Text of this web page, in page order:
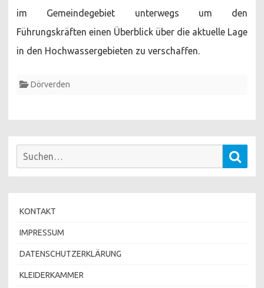
im Gemeindegebiet unterwegs um den
Führungskräften einen Überblick über die aktuelle Lage
in den Hochwassergebieten zu verschaffen.
Dörverden
Suchen
KONTAKT
IMPRESSUM
DATENSCHUTZERKLÄRUNG
KLEIDERKAMMER